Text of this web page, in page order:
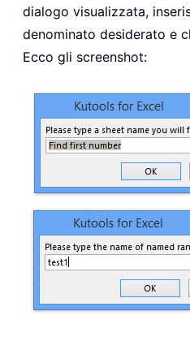
Set xCell =
If
Not xCell
xCell .
If xFoundAt =
xFoundAt =
Else
xFoundAt =
End If
Else
Exit Do
End If
Loop
If xFoundAt =
dialogo visualizzata,
denominato desiderato e
Ecco gli screenshot: